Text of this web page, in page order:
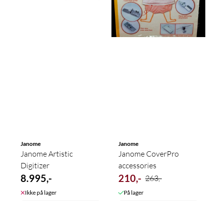
Janome
Janome Artistic
Digitizer
8.995,-
Ikke på lager
Janome
Janome CoverPro
accessories
210,- 263,-
På lager